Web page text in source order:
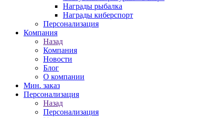
Награды рыбалка
Награды киберспорт
Персонализация
Компания
Назад
Компания
Новости
Блог
О компании
Мин. заказ
Персонализация
Назад
Персонализация